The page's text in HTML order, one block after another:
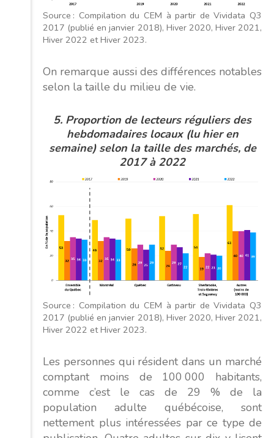
Source : Compilation du CEM à partir de Vividata Q3
2017 (publié en janvier 2018), Hiver 2020, Hiver 2021,
Hiver 2022 et Hiver 2023.
On remarque aussi des différences notables
selon la taille du milieu de vie.
5. Proportion de lecteurs réguliers des
hebdomadaires locaux (lu hier en
semaine) selon la taille des marchés, de
2017 à 2022
Source : Compilation du CEM à partir de Vividata Q3
2017 (publié en janvier 2018), Hiver 2020, Hiver 2021,
Hiver 2022 et Hiver 2023.
Les personnes qui résident dans un marché
comptant moins de 100 000 habitants,
comme c’est le cas de 29 % de la
population adulte québécoise, sont
nettement plus intéressées par ce type de